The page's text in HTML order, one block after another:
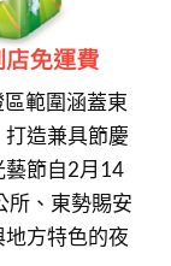
範圍涵蓋東
造兼具節慶
藝節自2月14
所、東勢賜安
方特色的夜